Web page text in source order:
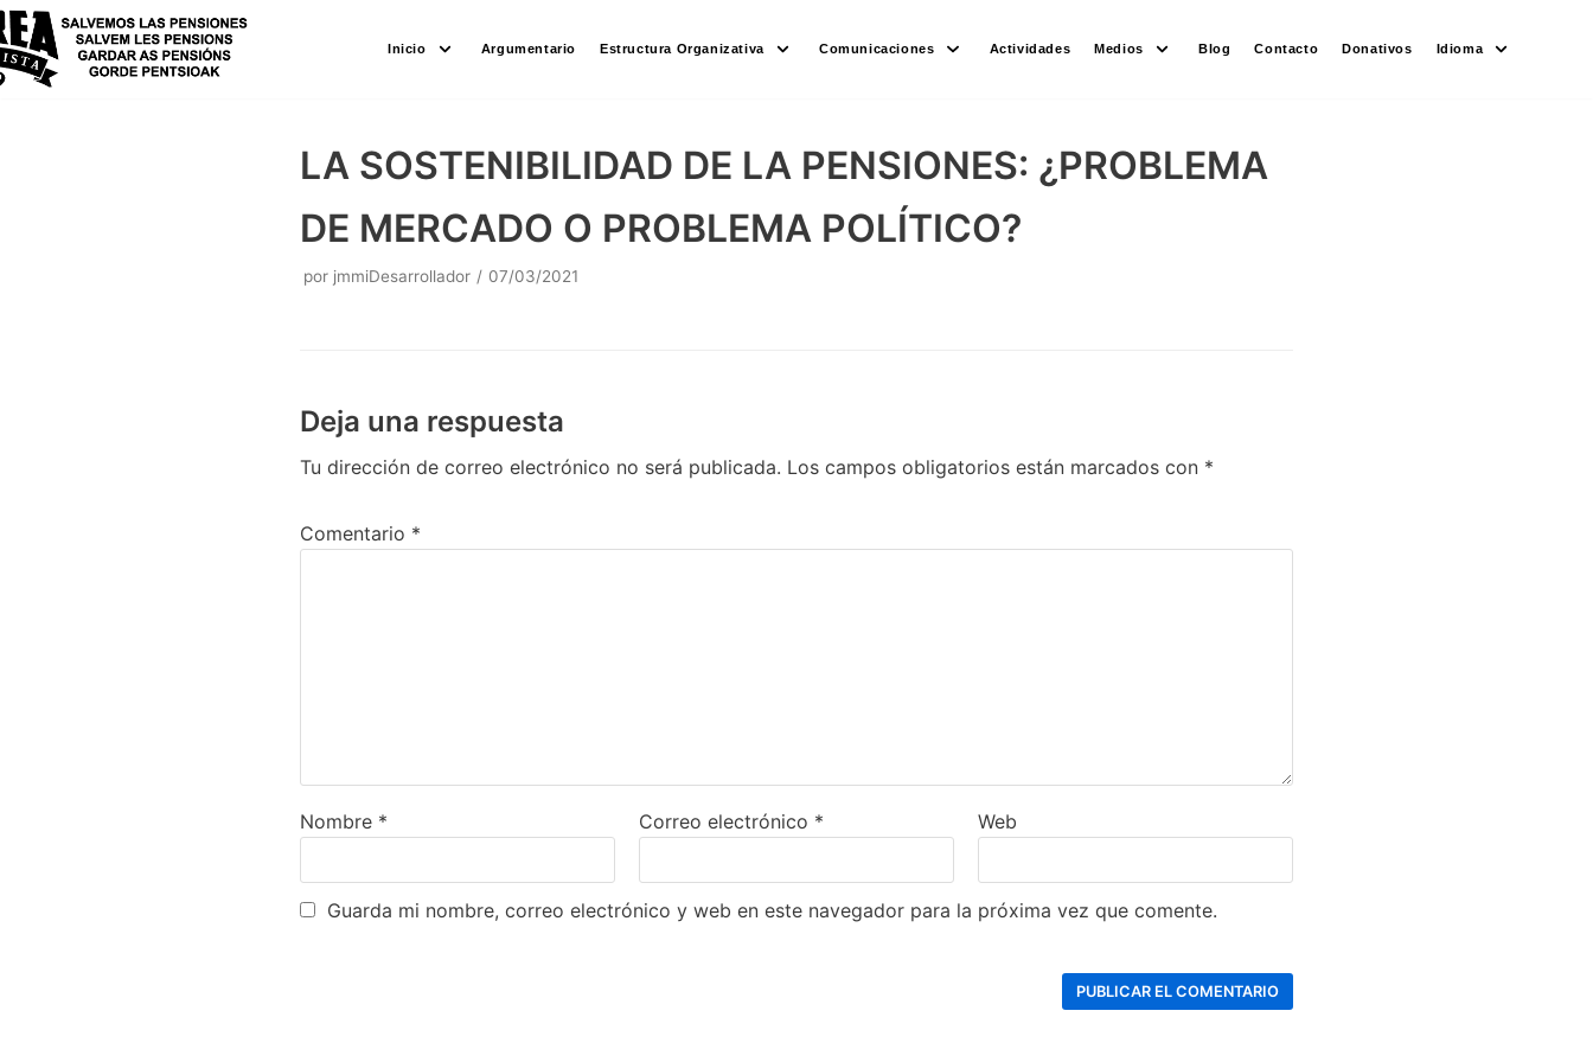
Saltar
al
contenido
Inicio Argumentario Estructura Organizativa Comunicaciones Actividades Medios Blog Contacto Donativos Idioma
LA SOSTENIBILIDAD DE LA PENSIONES: ¿PROBLEMA
DE MERCADO O PROBLEMA POLÍTICO?
por jmmiDesarrollador 07/03/2021
Deja una respuesta
Tu dirección de correo electrónico no será publicada. Los campos obligatorios están marcados con *
Comentario *
Nombre * Correo electrónico * Web
Guarda mi nombre, correo electrónico y web en este navegador para la próxima vez que comente.